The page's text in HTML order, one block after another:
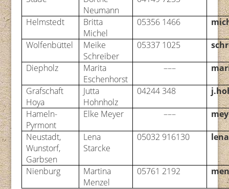
Neumann
Helmstedt
Britta
Michel
05356 1466
Wolfenbüttel
Meike
Schreiber
05337 1025
Diepholz
Marita
Eschenhorst
–––
Grafschaft
Hoya
Jutta
Hohnholz
04244 348
Hameln-
Pyrmont
Elke Meyer –––
Neustadt,
Wunstorf,
Garbsen
Lena
Starcke
05032 916130
Nienburg
Martina
Menzel
05761 2192